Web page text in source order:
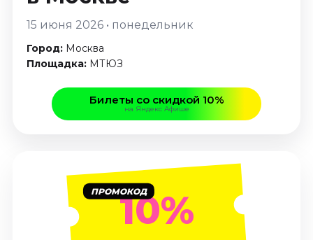
Январь 2027
Стендап
Август 2026
Октябрь 2026
Ноябрь 2026
Август 2026
Сентябрь 2026
Октябрь 2026
Декабрь 2026
15 июня 2026 • понедельник
Город: Москва
Площадка: МТЮЗ
Билеты со скидкой 10%
на Яндекс Афише
ПРОМОКОД10%